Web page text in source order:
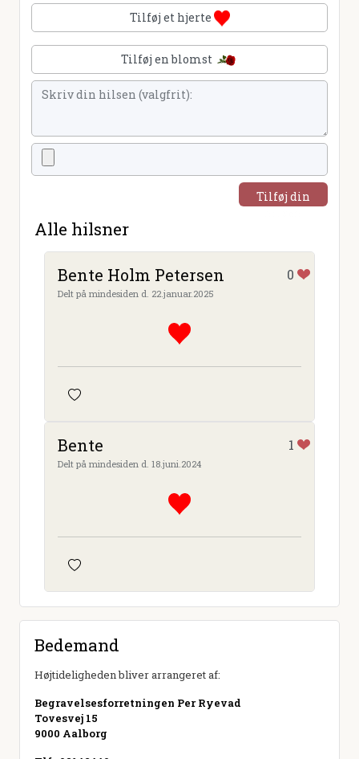
Tilføj et hjerte
Tilføj en blomst
Tilføj din
Alle hilsner
Bente Holm Petersen 0
Delt på mindesiden d. 22.januar.2025
Bente 1
Delt på mindesiden d. 18.juni.2024
Bedemand
Højtideligheden bliver arrangeret af:
Begravelsesforretningen Per Ryevad
Tovesvej 15
9000 Aalborg